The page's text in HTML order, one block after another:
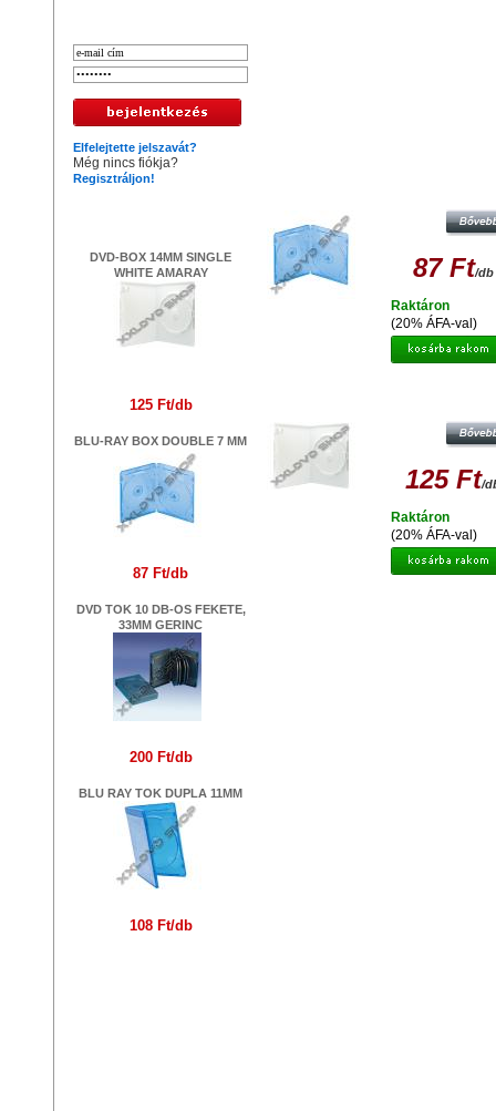
Elfelejtette jelszavát?
Még nincs fiókja?
Regisztráljon!
DVD-BOX 14MM SINGLE
WHITE AMARAY
125 Ft/db
BLU-RAY BOX DOUBLE 7 MM
87 Ft/db
DVD TOK 10 DB-OS FEKETE,
33MM GERINC
200 Ft/db
BLU RAY TOK DUPLA 11MM
108 Ft/db
87 Ft/db
(20% ÁFA-val)
Raktáron
125 Ft/
(20% ÁFA-val)
Raktáron